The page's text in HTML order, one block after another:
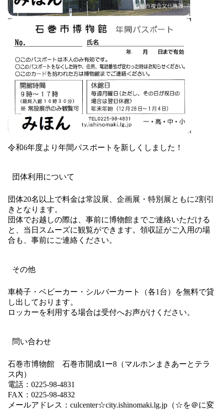
令和6年度より年間パスポートを新しくしました！
団体利用について
団体20名以上で料金は常設展、企画展・特別展ともに2割引
きとなります。
団体でお越しの際は、事前に博物館までご連絡いただける
と、当日スムーズに観覧ができます。領収証がご入用の場
合も、事前にご連絡ください。
その他
車椅子・ベビーカー・シルバーカート（各1台）を無料で貸
し出しております。
ロッカーを利用する場合は受付へお声がけください。
問い合わせ
石巻市博物館 石巻市開成1ー8（マルホンまきあーとテラ
ス内）
電話：0225-98-4831
FAX：0225-98-4832
メールアドレス：culcenter☆city.ishinomaki.lg.jp（☆を＠に変